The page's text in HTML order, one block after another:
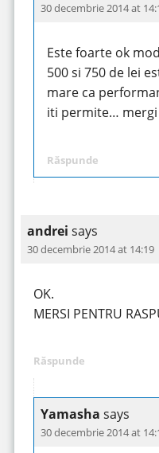
30 decembrie 2014 at
Este foarte ok
500 si 750 de lei
mare ca
iti permite… mergi
Răspunde
andrei says
30 decembrie 2014 at 14:19
OK.
MERSI PENTRU
Răspunde
Yamasha says
30 decembrie 2014 at